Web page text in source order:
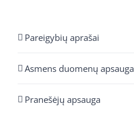
Pareigybių aprašai
Asmens duomenų apsauga
Pranešėjų apsauga